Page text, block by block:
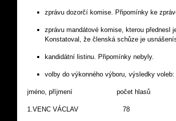
zprávu dozorčí komise. Připomínky ke
zprávu mandátové komise, kterou přednesl
Konstatoval, že členská schůze je
kandidátní listinu. Připomínky nebyly.
volby do výkonného výboru, výsledky voleb:
jméno, příjmení počet hlasů
1.VENC VÁCLAV 78